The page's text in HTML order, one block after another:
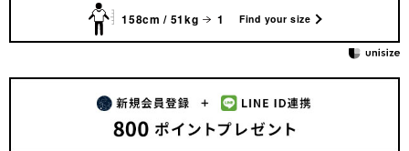
158cm / 51kg 1 Find your size